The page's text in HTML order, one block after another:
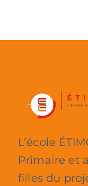
L’école
Primaire et
filles du